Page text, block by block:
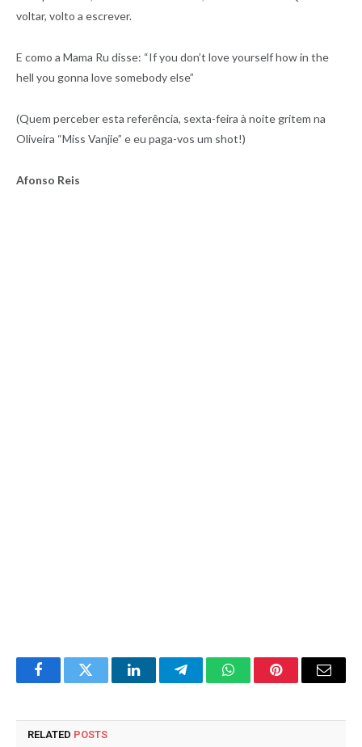
voltar, volto a escrever.
E como a Mama Ru disse: “If you don’t love yourself how in the
hell you gonna love somebody else”
(Quem perceber esta referência, sexta-feira à noite gritem na
Oliveira “Miss Vanjie” e eu paga-vos um shot!)
Afonso Reis
FacebookTwitter LinkedInTelegramWhatsAppPinterestEmail
RELATED POSTS